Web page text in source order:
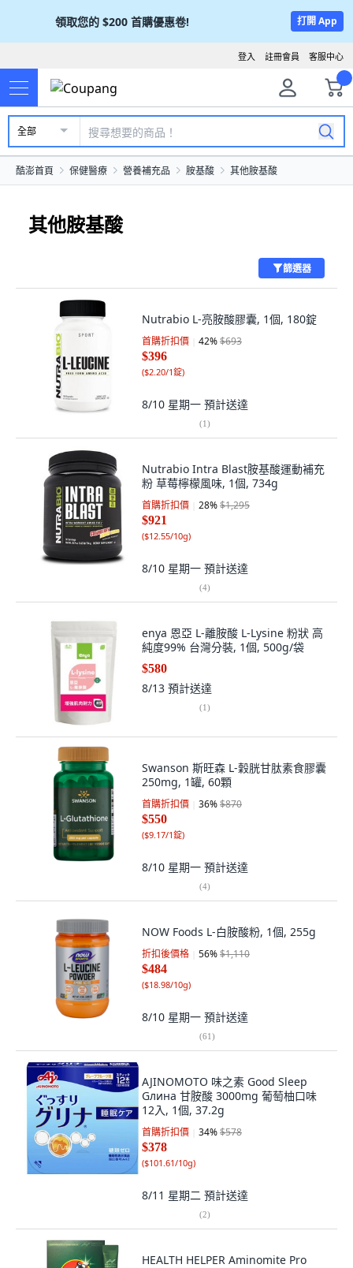
領取您的 $200 首購優惠卷! 打開 App
客服中心
註冊會員
登入
全部
酷澎首頁 保健醫療 營養補充品 胺基酸 其他胺基酸
其他胺基酸
篩選器
Nutrabio L-亮胺酸膠囊, 1個, 180錠
首購折扣價 42%$693
$396
($2.20/1錠)
8/10 星期一 預計送達
(1)
Nutrabio Intra Blast胺基酸運動補充
粉 草莓檸檬風味, 1個, 734g
首購折扣價 28%$1,295
$921
($12.55/10g)
8/10 星期一 預計送達
(4)
enya 恩亞 L-離胺酸 L-Lysine 粉狀 高
純度99% 台灣分裝, 1個, 500g/袋
$580
8/13 預計送達
(1)
Swanson 斯旺森 L-穀胱甘肽素食膠囊
250mg, 1罐, 60顆
首購折扣價 36%$870
$550
($9.17/1錠)
8/10 星期一 預計送達
(4)
NOW Foods L-白胺酸粉, 1個, 255g
折扣後價格 56%$1,110
$484
($18.98/10g)
8/10 星期一 預計送達
(61)
AJINOMOTO 味之素 Good Sleep
Gлина 甘胺酸 3000mg 葡萄柚口味
12入, 1個, 37.2g
首購折扣價 34%$578
$378
($101.61/10g)
8/11 星期二 預計送達
(2)
HEALTH HELPER Aminomite Pro